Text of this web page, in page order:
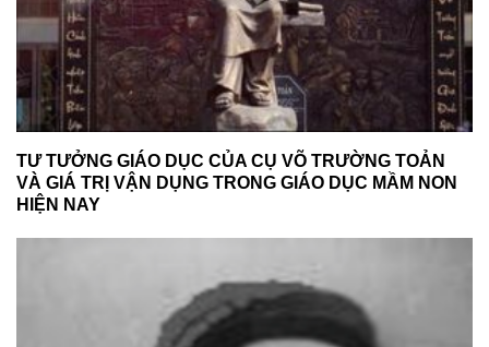
TƯ TƯỞNG GIÁO DỤC CỦA CỤ VÕ TRƯỜNG TOẢN
VÀ GIÁ TRỊ VẬN DỤNG TRONG GIÁO DỤC MẦM NON
HIỆN NAY